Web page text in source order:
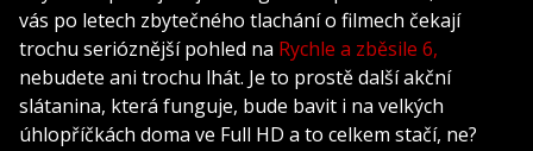
vás po letech zbytečného tlachání o filmech čekají
trochu serióznější pohled na Rychle a zběsile 6,
nebudete ani trochu lhát. Je to prostě další akční
slátanina, která funguje, bude bavit i na velkých
úhlopříčkách doma ve Full HD a to celkem stačí, ne?